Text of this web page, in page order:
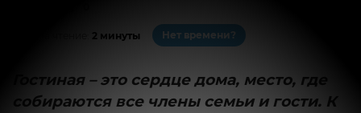
2 минуты Нет времени?
Гостиная – это сердце дома, место, где
собираются все члены семьи и гости. К